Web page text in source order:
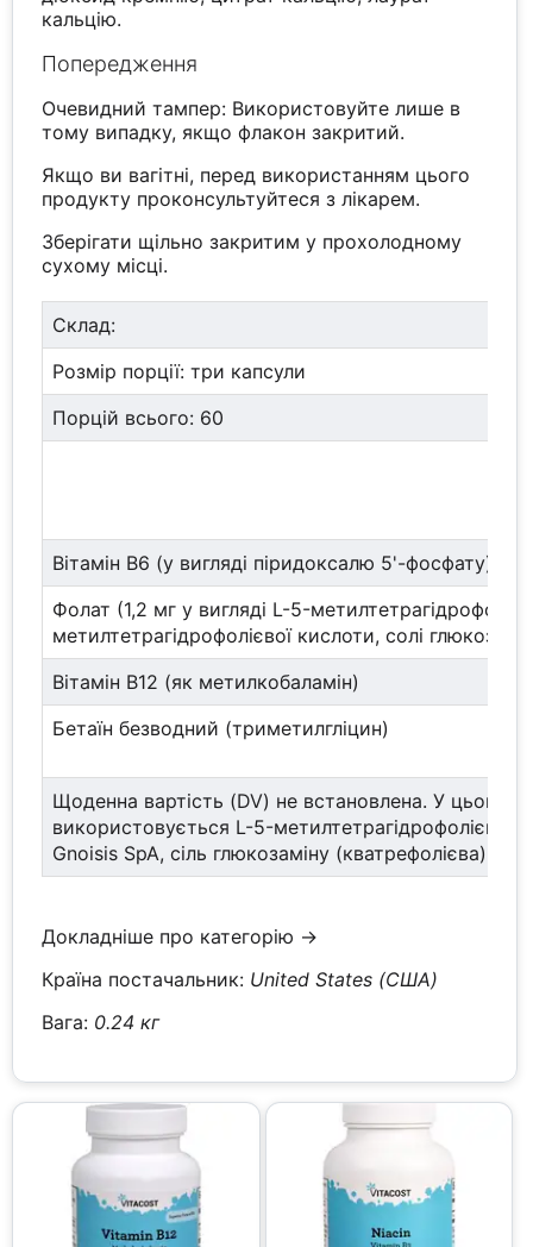
кальцію.
Попередження
Очевидний тампер: Використовуйте лише в
тому випадку, якщо флакон закритий.
Якщо ви вагітні, перед використанням цього
продукту проконсультуйтеся з лікарем.
Зберігати щільно закритим у прохолодному
сухому місці.
Склад:
Розмір порції: три капсули
Порцій всього: 60
Вітамін В6 (у вигляді піридоксалю 5'-фосфату)
Фолат (1,2 мг у вигляді L-5-
метилтетрагідрофолієвої кислоти, солі
Вітамін В12 (як метилкобаламін)
Бетаїн безводний (триметилгліцин)
Щоденна вартість (DV) не встановлена. У цьому
використовується L-5-метилтетрагідрофолієва
Gnoisis SpA, сіль глюкозаміну (кватрефолієва)
Докладніше про категорію →
Країна постачальник: United States (США)
Вага: 0.24 кг